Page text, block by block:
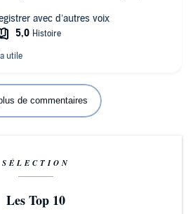
avec d’autres voix
de commentaires
SÉLECTION
Les Top 10